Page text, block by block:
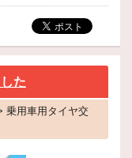
た
乗用車用タイヤ交